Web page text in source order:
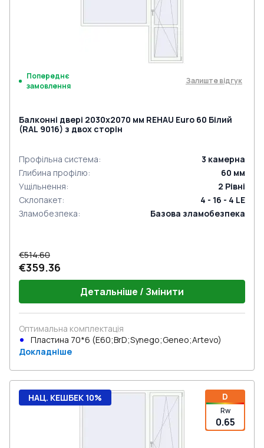
Попереднє
замовлення
Залиште відгук
Балконні двері 2030x2070 мм REHAU Euro 60 Білий
(RAL 9016) з двох сторін
Профільна система: 3 камерна
Глибина профілю: 60 мм
Ущільнення: 2 Рівні
Склопакет:
4 - 16 - 4 LE
Зламобезпека: Базова зламобезпека
€514.60
€359.36
Детальніше / Змінити
Оптимальна комплектація
Пластина 70*6 (E60;BrD;Synego;Geneo;Artevo)
Докладніше
D
Rw
0.65
НАЦ. КЕШБЕК 10%